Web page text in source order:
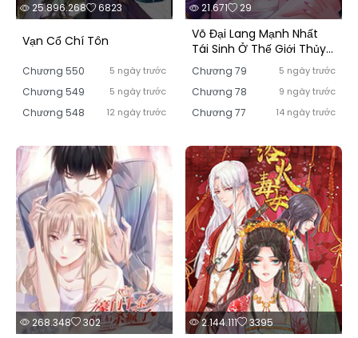
25.896.268 6823
Vạn Cổ Chí Tôn
Chương 550 5 ngày trước
Chương 549 5 ngày trước
Chương 548 12 ngày trước
21.671 29
Võ Đại Lang Mạnh Nhất
Tái Sinh Ở Thế Giới Thủy
Hử
Chương 79 5 ngày trước
Chương 78 9 ngày trước
Chương 77 14 ngày trước
268.348 302 2.144.111 3395